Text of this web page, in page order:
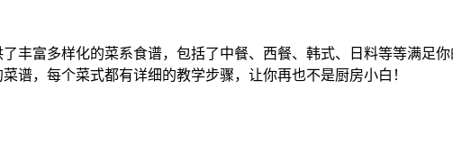
丰富多样化的菜系食谱，包括了中餐、西餐、韩式、日料等等满足
谱，每个菜式都有详细的教学步骤，让你再也不是厨房小白！